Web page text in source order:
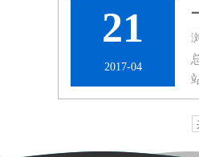
21
2017-04